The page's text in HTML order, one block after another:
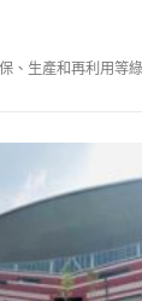
、生產和再利用等